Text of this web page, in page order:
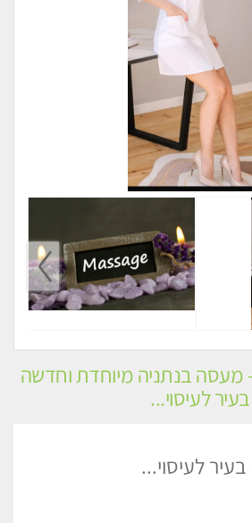
- מעסה בנתניה מיוחדת וחדשה
בעיר לעיסוי...
לעיסוי...